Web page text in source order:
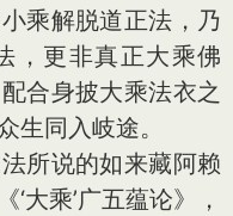
乘解脱道正法，乃
，更非真正大乘佛
合身披大乘法衣之
生同入岐途。
所说的如来藏阿赖
大乘’广五蕴论》，